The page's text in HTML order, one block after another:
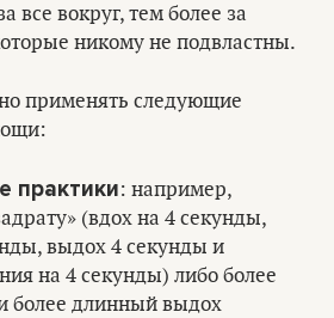
все вокруг, тем более за
никому не подвластны.
применять следующие
практики: например,
(вдох на 4 секунды,
выдох 4 секунды и
на 4 секунды) либо более
более длинный выдох